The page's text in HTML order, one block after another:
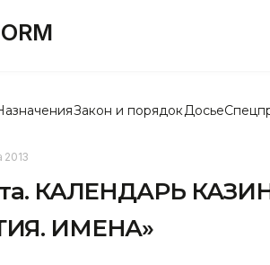
Закон и порядок Досье
2013
КАЛЕНДАРЬ
ИМЕНА»